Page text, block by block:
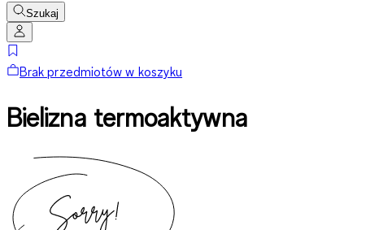
Szukaj
Brak przedmiotów w koszyku
Bielizna termoaktywna